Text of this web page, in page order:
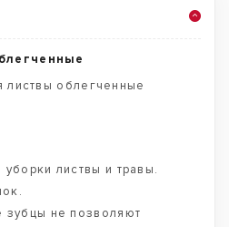
листвы облегченные
листвы и травы.
зубцы не позволяют